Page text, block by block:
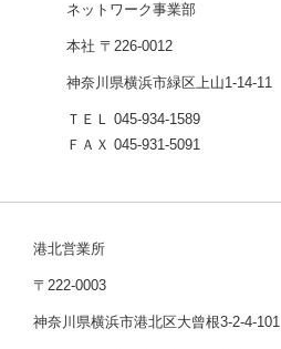
ネットワーク事業部
本社 〒226-0012
神奈川県横浜市緑区上山1-14-11
ＴＥＬ 045-934-1589
ＦＡＸ 045-931-5091
港北営業所
〒222-0003
神奈川県横浜市港北区大曾根3-2-4-101